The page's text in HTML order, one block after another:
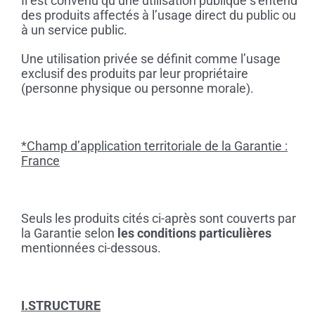
des produits affectés à l’usage direct du public ou
à un service public.
Une utilisation privée se définit comme l’usage
exclusif des produits par leur propriétaire
(personne physique ou personne morale).
*Champ d’application territoriale de la Garantie :
France
Seuls les produits cités ci-après sont couverts par
la Garantie selon les conditions particulières
mentionnées ci-dessous.
I.STRUCTURE